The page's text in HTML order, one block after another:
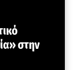
στην